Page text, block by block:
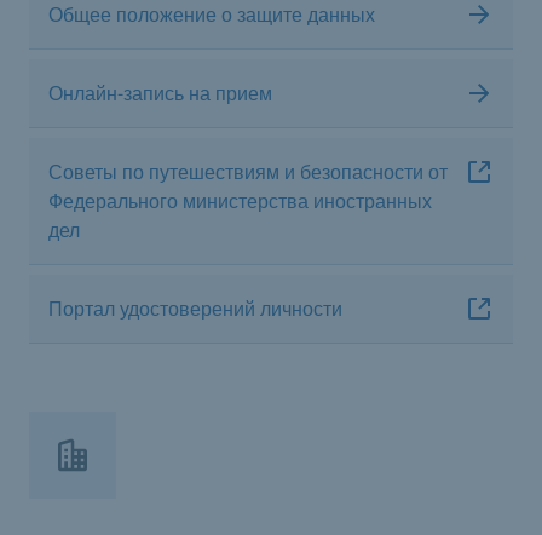
Общее положение о защите данных
Онлайн-запись на прием
Советы по путешествиям и безопасности от
Федерального министерства иностранных
дел
Портал удостоверений личности